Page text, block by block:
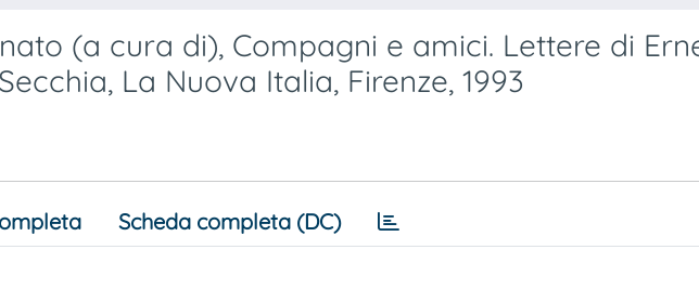
(a cura di), Compagni e amici. Lettere di
La Nuova Italia, Firenze, 1993
Scheda completa (DC)